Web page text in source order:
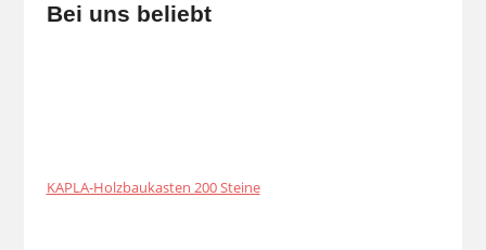
Bei uns beliebt
KAPLA-Holzbaukasten 200 Steine